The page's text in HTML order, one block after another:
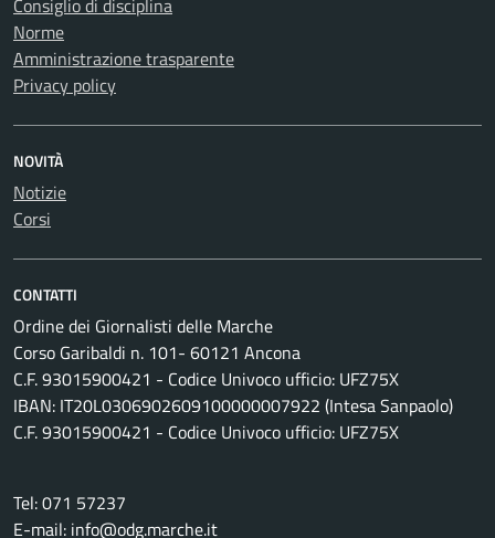
Consiglio di disciplina
Norme
Amministrazione trasparente
Privacy policy
NOVITÀ
Notizie
Corsi
CONTATTI
Ordine dei Giornalisti delle Marche
Corso Garibaldi n. 101- 60121 Ancona
C.F. 93015900421 - Codice Univoco ufficio: UFZ75X
IBAN: IT20L0306902609100000007922 (Intesa Sanpaolo)
C.F. 93015900421 - Codice Univoco ufficio: UFZ75X
Tel: 071 57237
E-mail: info@odg.marche.it